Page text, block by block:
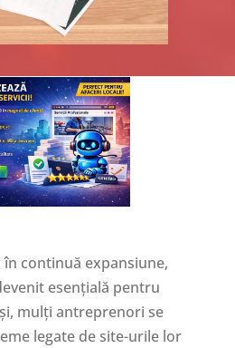
continuă expansiune,
esențială pentru
mulți antreprenori se
legate de site-urile lor